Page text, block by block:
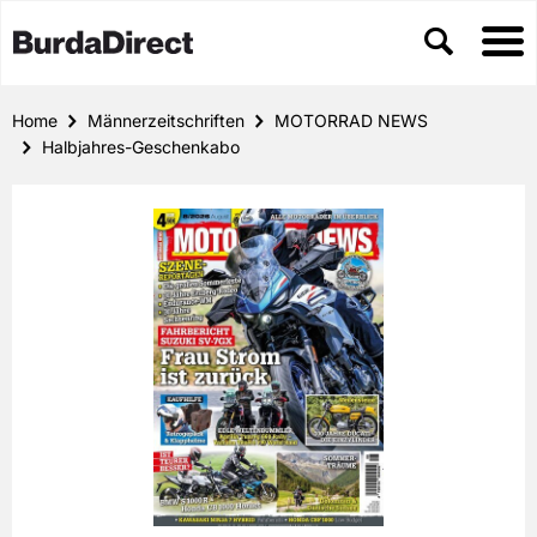
Home Männerzeitschriften
MOTORRAD NEWS
Halbjahres-Geschenkabo